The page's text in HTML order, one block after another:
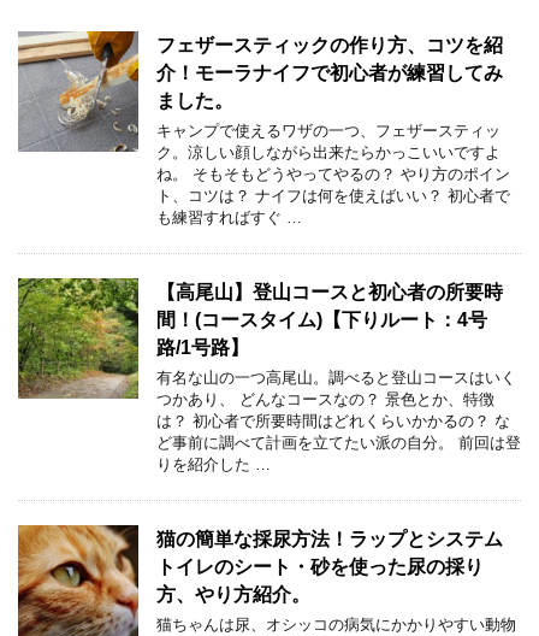
フェザースティックの作り方、コツを紹
介！モーラナイフで初心者が練習してみ
ました。
キャンプで使えるワザの一つ、フェザースティッ
ク。涼しい顔しながら出来たらかっこいいですよ
ね。 そもそもどうやってやるの？ やり方のポイン
ト、コツは？ ナイフは何を使えばいい？ 初心者で
も練習すればすぐ …
【高尾山】登山コースと初心者の所要時
間！(コースタイム)【下りルート：4号
路/1号路】
有名な山の一つ高尾山。調べると登山コースはいく
つかあり、 どんなコースなの？ 景色とか、特徴
は？ 初心者で所要時間はどれくらいかかるの？ な
ど事前に調べて計画を立てたい派の自分。 前回は登
りを紹介した …
猫の簡単な採尿方法！ラップとシステム
トイレのシート・砂を使った尿の採り
方、やり方紹介。
猫ちゃんは尿、オシッコの病気にかかりやすい動物